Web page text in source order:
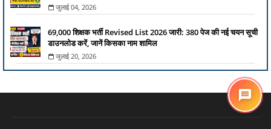
जुलाई 04, 2026
69,000 शिक्षक भर्ती Revised List 2026 जारी: 380 पेज की नई चयन सूची
डाउनलोड करें, जानें किसका नाम शामिल
जुलाई 20, 2026